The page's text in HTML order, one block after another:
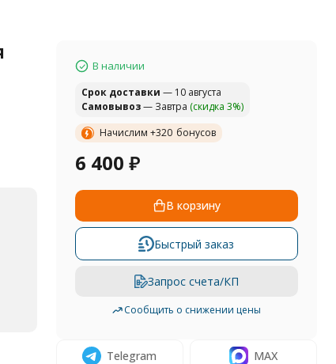
В наличии
Cрок доставки — 10 августа
Самовывоз— Завтра (скидка 3%)
Начислим +320 бонусов
6 400 ₽
В корзину
Быстрый заказ
Запрос счета/КП
Сообщить о снижении цены
Telegram MAX